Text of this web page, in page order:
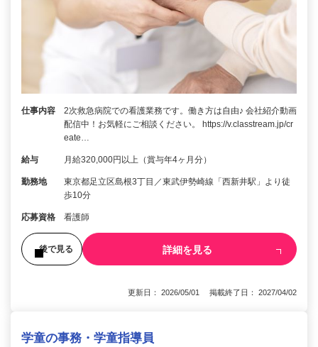
仕事内容
2次救急病院での看護業務です。働き方は自由♪ 会社紹介動画
配信中！お気軽にご相談ください。 https://v.classtream.jp/cr
eate…
給与 月給320,000円以上（賞与年4ヶ月分）
勤務地
東京都足立区島根3丁目／東武伊勢崎線「西新井駅」より徒
歩10分
応募資格 看護師
後で見る 詳細を見る
更新日： 2026/05/01 掲載終了日： 2027/04/02
学童の事務・学童指導員